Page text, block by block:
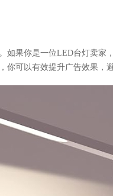
如果你是一位LED台灯卖家
可以有效提升广告效果，